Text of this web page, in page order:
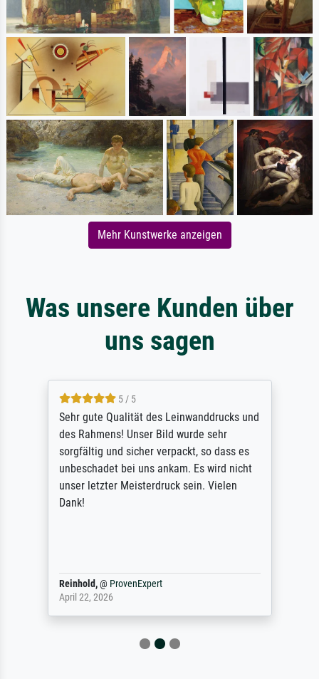
Mehr Kunstwerke anzeigen
Was unsere Kunden über
uns sagen
5 / 5
Sehr gute Qualität des Leinwanddrucks und
des Rahmens! Unser Bild wurde sehr
sorgfältig und sicher verpackt, so dass es
unbeschadet bei uns ankam. Es wird nicht
unser letzter Meisterdruck sein. Vielen
Dank!
Reinhold,@ ProvenExpert
April 22, 2026